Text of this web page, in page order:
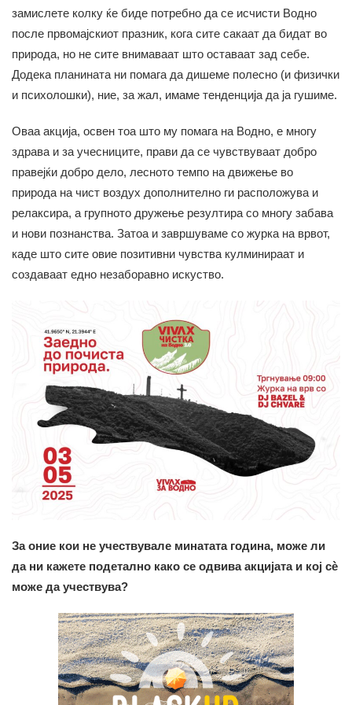
замислете колку ќе биде потребно да се исчисти Водно
после првомајскиот празник, кога сите сакаат да бидат во
природа, но не сите внимаваат што оставаат зад себе.
Додека планината ни помага да дишеме полесно (и физички
и психолошки), ние, за жал, имаме тенденција да ја гушиме.
Оваа акција, освен тоа што му помага на Водно, е многу
здрава и за учесниците, прави да се чувствуваат добро
правејќи добро дело, лесното темпо на движење во
природа на чист воздух дополнително ги расположува и
релаксира, а групното дружење резултира со многу забава
и нови познанства. Затоа и завршуваме со журка на врвот,
каде што сите овие позитивни чувства кулминираат и
создаваат едно незаборавно искуство.
За оние кои не учествувале минатата година, може ли
да ни кажете подетално како се одвива акцијата и кој сѐ
може да учествува?